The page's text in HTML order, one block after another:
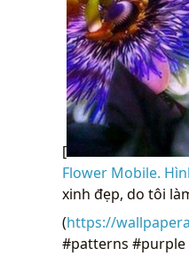
[
Flower Mobile.
xinh đẹp, do tôi
(https://
#patterns #purple